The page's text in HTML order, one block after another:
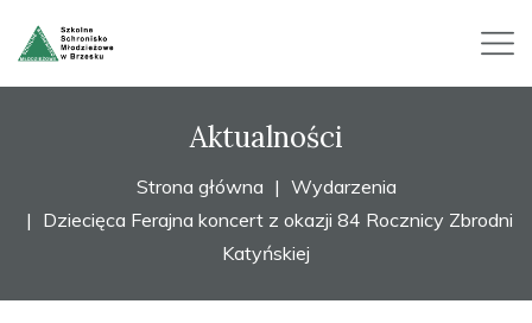
Aktualności
Strona główna
Wydarzenia
Dziecięca Ferajna koncert z okazji 84 Rocznicy Zbrodni
Katyńskiej